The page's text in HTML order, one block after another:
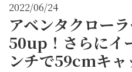
2022/06/24
アベンタクロー
50up！さらにイ
ンチで59cmキャ